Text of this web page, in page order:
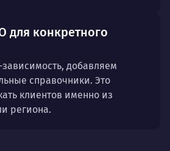
для конкретного
добавляем
справочники. Это
клиентов именно из
региона.